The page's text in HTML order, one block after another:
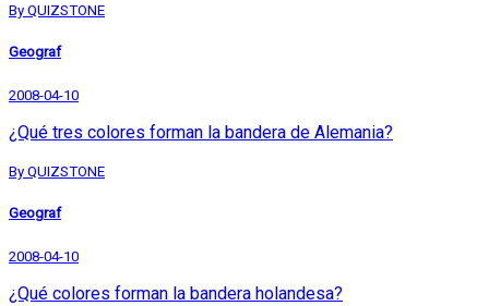
By QUIZSTONE
Geograf
2008-04-10
¿Qué tres colores forman la bandera de Alemania?
By QUIZSTONE
Geograf
2008-04-10
¿Qué colores forman la bandera holandesa?